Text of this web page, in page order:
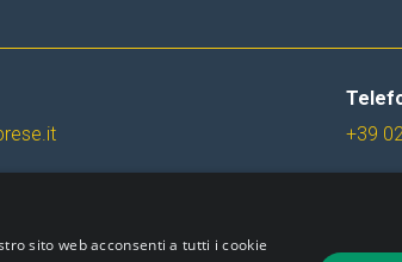
+39
sito web acconsenti a tutti i cookie